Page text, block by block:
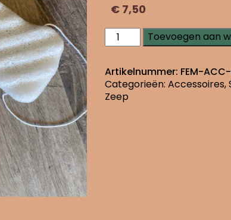
€ 7,50
Konjac
spons
aantal
Toevoegen aan
Artikelnummer: FEM-
Categorieën:Accessoires,
Zeep